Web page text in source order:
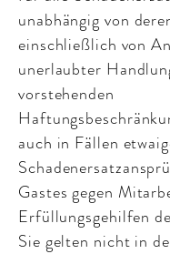
unabhängig von
einschließlich von
unerlaubter
vorstehenden
auch in Fällen
Gastes gegen
Erfüllungsgehilfen
Sie gelten nicht in